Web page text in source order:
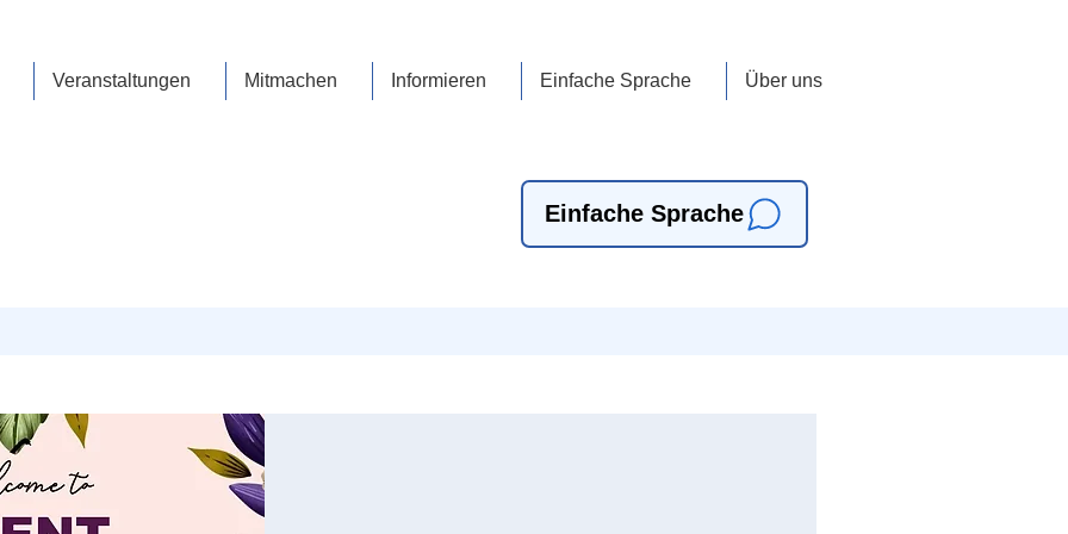
Veranstaltungen Mitmachen Informieren Einfache Sprache Über uns
Einfache Sprache